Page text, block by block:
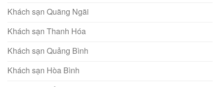
Khách sạn Quãng Ngãi
Khách sạn Thanh Hóa
Khách sạn Quảng Bình
Khách sạn Hòa Bình